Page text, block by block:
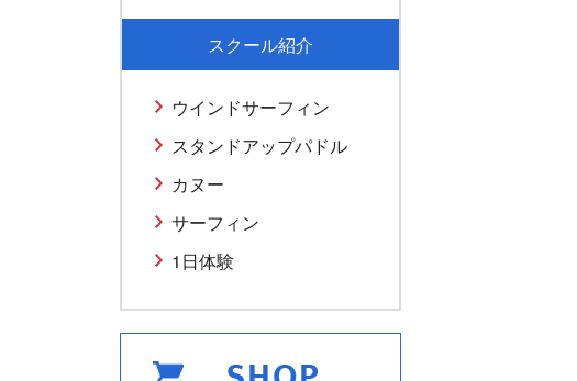
スクール紹介
ウインドサーフィン
スタンドアップパドル
カヌー
サーフィン
1日体験